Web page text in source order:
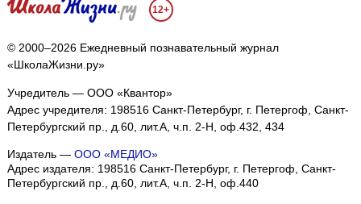
12+
© 2000–2026 Ежедневный познавательный журнал
«ШколаЖизни.ру»
Учредитель — ООО «Квантор»
Адрес учредителя: 198516 Санкт-Петербург, г. Петергоф, Санкт-
Петербургский пр., д.60, лит.А, ч.п. 2-Н, оф.432, 434
Издатель — ООО «МЕДИО»
Адрес издателя: 198516 Санкт-Петербург, г. Петергоф, Санкт-
Петербургский пр., д.60, лит.А, ч.п. 2-Н, оф.440